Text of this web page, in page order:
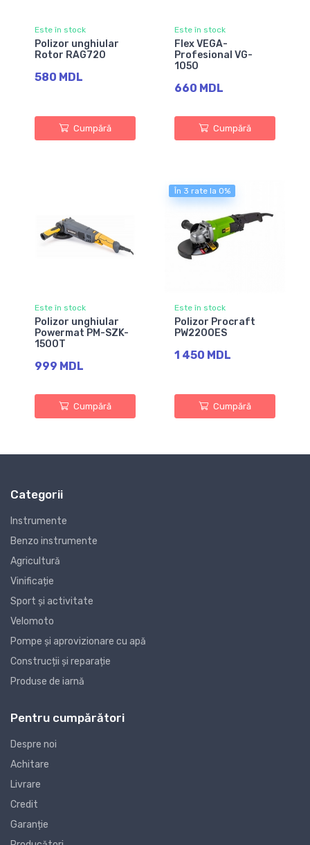
Este în stock
Polizor unghiular
Rotor RAG720
580 MDL
Cumpără
Este în stock
Flex VEGA-
Profesional VG-
1050
660 MDL
Cumpără
Este în stock
Polizor unghiular
Powermat PM-SZK-
1500T
999 MDL
Cumpără
În 3 rate la 0%
Este în stock
Polizor Procraft
PW2200ES
1 450 MDL
Cumpără
Categorii
Instrumente
Benzo instrumente
Agricultură
Vinificație
Sport și activitate
Velomoto
Pompe și aprovizionare cu apă
Construcții și reparație
Produse de iarnă
Pentru cumpărători
Despre noi
Achitare
Livrare
Credit
Garanție